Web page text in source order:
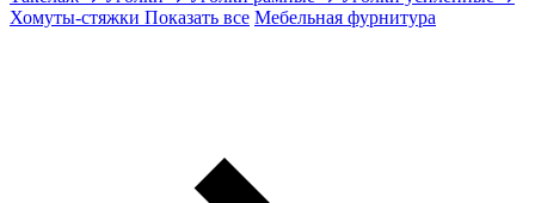
Хомуты-стяжки Показать все Мебельная фурнитура